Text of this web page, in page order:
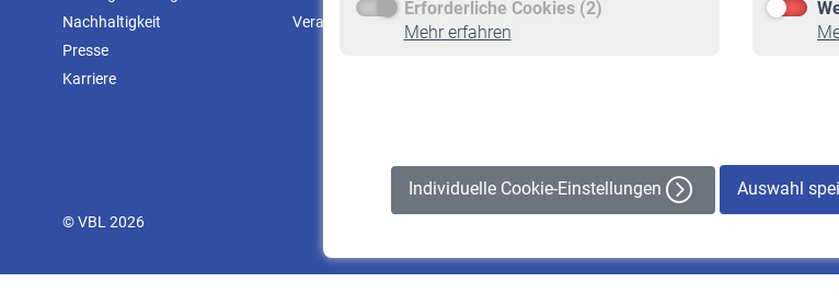
Erforderliche Cookies (2)
Mehr erfahren
Individuelle Cookie-Einstellungen Auswahl
Nachhaltigkeit
Presse
Karriere
Veranstaltungen
Staatliche Förderung
© VBL 2026